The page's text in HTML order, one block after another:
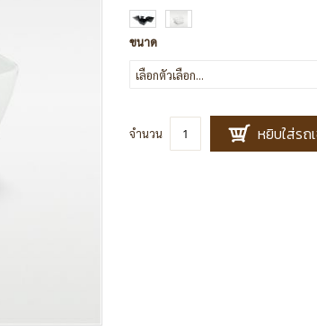
ขนาด
จำนวน หยิบใส่รถ